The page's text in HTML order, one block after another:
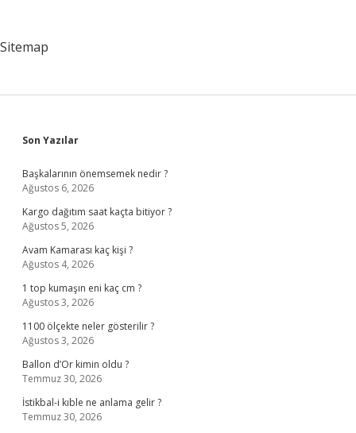
Sitemap
Sidebar
Son Yazılar
Başkalarının önemsemek nedir ?
Ağustos 6, 2026
Kargo dağıtım saat kaçta bitiyor ?
Ağustos 5, 2026
Avam Kamarası kaç kişi ?
Ağustos 4, 2026
1 top kumaşın eni kaç cm ?
Ağustos 3, 2026
1100 ölçekte neler gösterilir ?
Ağustos 3, 2026
Ballon d’Or kimin oldu ?
Temmuz 30, 2026
İstikbal-i kıble ne anlama gelir ?
Temmuz 30, 2026